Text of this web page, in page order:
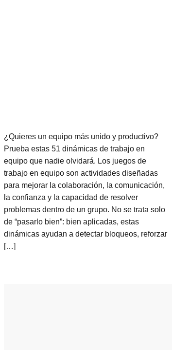
¿Quieres un equipo más unido y productivo?
Prueba estas 51 dinámicas de trabajo en
equipo que nadie olvidará. Los juegos de
trabajo en equipo son actividades diseñadas
para mejorar la colaboración, la comunicación,
la confianza y la capacidad de resolver
problemas dentro de un grupo. No se trata solo
de “pasarlo bien”: bien aplicadas, estas
dinámicas ayudan a detectar bloqueos, reforzar
[…]